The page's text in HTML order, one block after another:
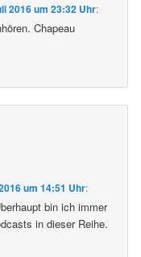
2016 um 23:32 Uhr:
Chapeau
um 14:51 Uhr:
bin ich immer
in dieser Reihe.